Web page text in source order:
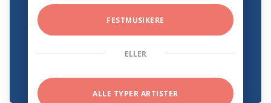
FESTMUSIKERE
ELLER
ALLE TYPER ARTISTER